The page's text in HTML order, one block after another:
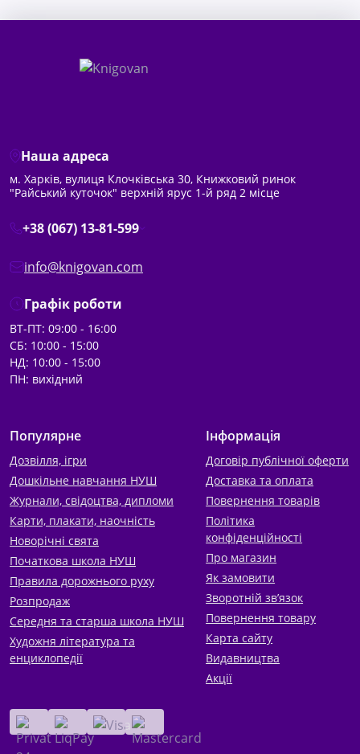
Наша адреса
м. Харків, вулиця Клочківська 30, Книжковий ринок
"Райський куточок" верхній ярус 1-й ряд 2 місце
+38 (067) 13-81-599
info@knigovan.com
Графік роботи
ВТ-ПТ: 09:00 - 16:00
СБ: 10:00 - 15:00
НД: 10:00 - 15:00
ПН: вихідний
Популярне
Дозвілля, ігри
Дошкільне навчання НУШ
Журнали, свідоцтва, дипломи
Карти, плакати, наочність
Новорічні свята
Початкова школа НУШ
Правила дорожнього руху
Розпродаж
Середня та старша школа НУШ
Художня література та
енциклопедії
Інформація
Договір публічної оферти
Доставка та оплата
Повернення товарів
Політика
конфіденційності
Про магазин
Як замовити
Зворотній зв’язок
Повернення товару
Карта сайту
Видавництва
Акції